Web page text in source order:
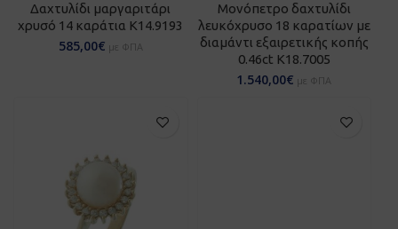
Δαχτυλίδι μαργαριτάρι
χρυσό 14 καράτια Κ14.9193
585,00€ με ΦΠΑ
Μονόπετρο δαχτυλίδι
λευκόχρυσο 18 καρατίων με
διαμάντι εξαιρετικής κοπής
0.46ct Κ18.7005
1.540,00€ με ΦΠΑ